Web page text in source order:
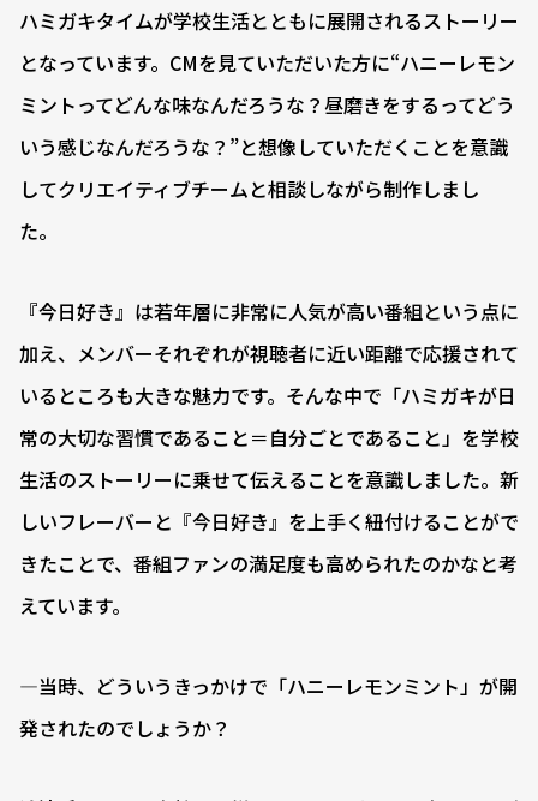
ハミガキタイムが学校生活とともに展開されるストーリー
となっています。CMを見ていただいた方に“ハニーレモン
ミントってどんな味なんだろうな？昼磨きをするってどう
いう感じなんだろうな？”と想像していただくことを意識
してクリエイティブチームと相談しながら制作しまし
た。
『今日好き』は若年層に非常に人気が高い番組という点に
加え、メンバーそれぞれが視聴者に近い距離で応援されて
いるところも大きな魅力です。そんな中で「ハミガキが日
常の大切な習慣であること＝自分ごとであること」を学校
生活のストーリーに乗せて伝えることを意識しました。新
しいフレーバーと『今日好き』を上手く紐付けることがで
きたことで、番組ファンの満足度も高められたのかなと考
えています。
―当時、どういうきっかけで「ハニーレモンミント」が開
発されたのでしょうか？